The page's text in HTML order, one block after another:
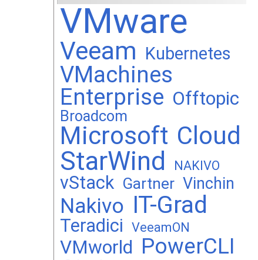
VMware
Veeam Kubernetes
VMachines
Enterprise Offtopic
Broadcom
Microsoft Cloud
StarWind NAKIVO
vStack Gartner Vinchin
Nakivo IT-Grad
Teradici VeeamON
VMworld PowerCLI